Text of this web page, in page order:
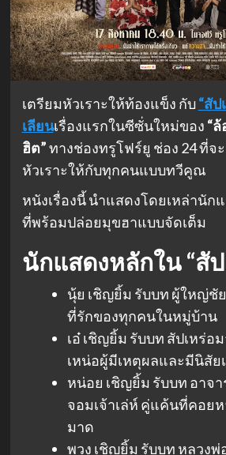
เตรียมหัวเราะให้ท้องแข็ง กับ “สัป
เลียนเรื่องแรกในซีซั่นใหม่ของ “
ฮิต”ทางช่องทรูโฟร์ยู ช่อง 24 ที่จ
หัวเราะให้กับทุกคนแบบทวีคูณ
หนังเรื่องนี้ นำแสดงโดยเหล่านัก
ที่พร้อมปล่อยมุขฮาแบบจัดเต็ม
นักแสดงหลักใน “สั
นุ้ย เชิญยิ้ม รับบท ผู้ใหญ่ชั
ที่รักของทุกคนในหมู่บ้าน
เอ๋ เชิญยิ้ม รับบท สัปเหร่อ
เหน่อผู้มีเหตุผลและมีนิสัย
หน่อย เชิญยิ้ม รับบท อาจ
จอมเจ้าเล่ห์ คู่แค้นที่คอย
มาด
พวง เชิญยิ้ม รับบท หลวงพ่